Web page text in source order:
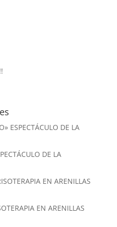
ESPECTÁCULO DE LA
DE LA
EN ARENILLAS
EN ARENILLAS